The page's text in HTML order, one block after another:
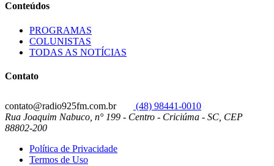
Conteúdos
PROGRAMAS
COLUNISTAS
TODAS AS NOTÍCIAS
Contato
contato@radio925fm.com.br
(48) 98441-0010
Rua Joaquim Nabuco, n° 199 - Centro - Criciúma - SC, CEP
88802-200
Política de Privacidade
Termos de Uso